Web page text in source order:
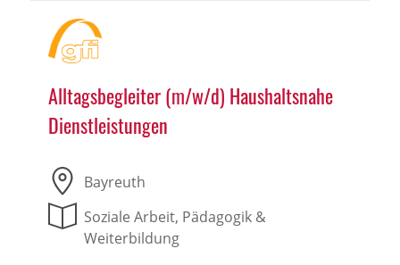
Alltagsbegleiter (m/w/d) Haushaltsnahe
Dienstleistungen
Bayreuth
Soziale Arbeit, Pädagogik &
Weiterbildung